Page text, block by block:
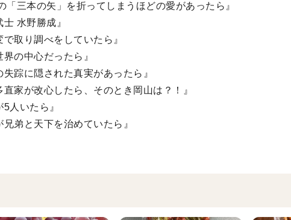
「三本の矢」を折ってしまうほどの愛があったら』
水野勝成』
取り調べをしていたら』
の中心だったら』
踪に隠された真実があったら』
家が改心したら、そのとき岡山は？！』
人いたら』
弟と天下を治めていたら』